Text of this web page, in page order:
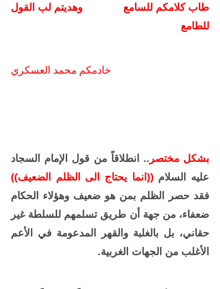
طاب كلامكم للسامع وهديتم لب القول
للطامع
خادمكم محمد العسكري
بشكل مختصر .. انطلاقاً من قول الإمام السجاد
عليه السلام ((انما يحتاج الى الظلم الضعيف))
فقد حصر الظلم بمن هو ضعيف وهؤلاء الحكام
ضعفاء، من جهة أن طريق تسلمهم للسلطة غير
حقاني، بل بالغلبة والقهر المدعومة في الأعم
الأغلب من الجهات الغربية.